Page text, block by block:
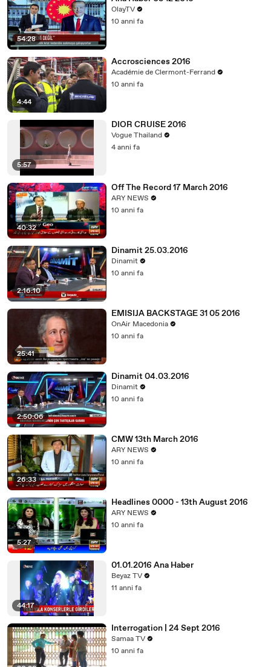
54:28
OlayTV
10 anni fa
4:44
Accrosciences 2016
Académie de Clermont-Ferrand
10 anni fa
5:57
DIOR CRUISE 2016
Vogue Thailand
4 anni fa
40:32
Off The Record 17 March 2016
ARY NEWS
10 anni fa
2:16:10
Dinamit 25.03.2016
Dinamit
10 anni fa
25:41
EMISIJA BACKSTAGE 31 05 2016
OnAir Macedonia
10 anni fa
2:50:06
Dinamit 04.03.2016
Dinamit
10 anni fa
26:33
CMW 13th March 2016
ARY NEWS
10 anni fa
5:27
Headlines 0000 - 13th August 2016
ARY NEWS
10 anni fa
44:17
01.01.2016 Ana Haber
Beyaz TV
11 anni fa
Interrogation | 24 Sept 2016
Samaa TV
10 anni fa